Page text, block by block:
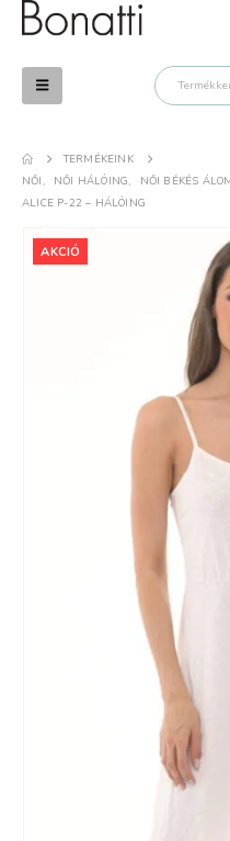
TERMÉKEINK
NŐI , NŐI HÁLÓING, NŐI BÉKÉS
ALICE P-22 – HÁLÓING
AKCIÓ
Még csak
próbáltam ki, de